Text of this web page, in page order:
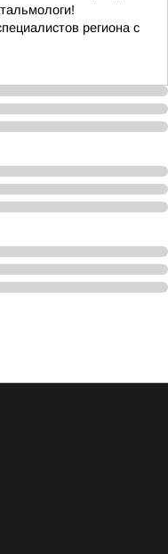
региона с